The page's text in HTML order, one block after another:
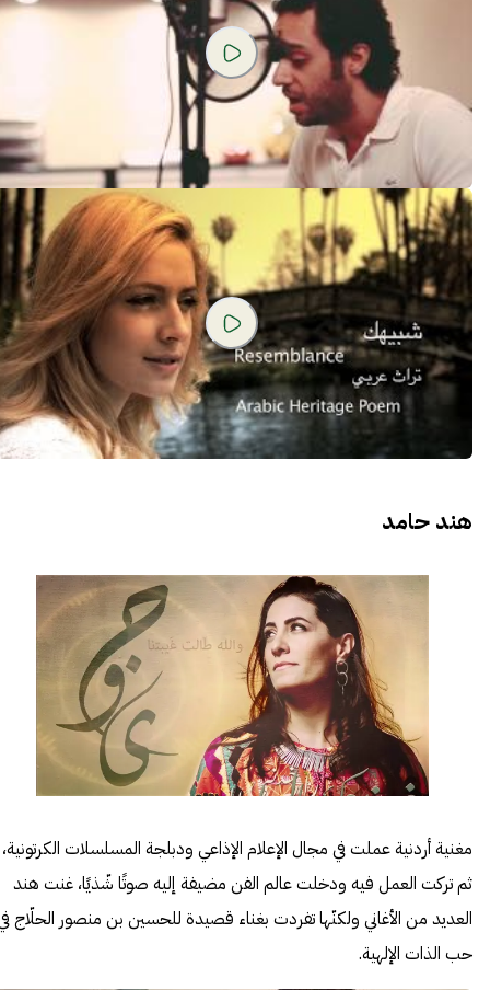
هند حامد
مغنية أردنية عملت في مجال الإعلام الإذاعي ودبلجة المسلسلات الكرتونية،
ثم تركت العمل فيه ودخلت عالم الفن مضيفة إليه صوتًا شّذيًا، غنت هند
العديد من الأغاني ولكنّها تفردت بغناء قصيدة للحسين بن منصور الحلّاج
حب الذات الإلهية.